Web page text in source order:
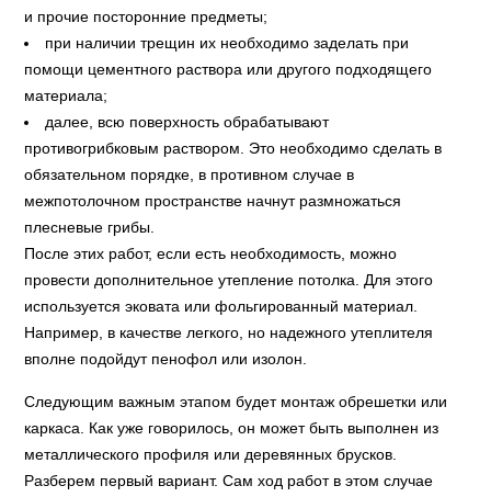
и прочие посторонние предметы;
при наличии трещин их необходимо заделать при
помощи цементного раствора или другого подходящего
материала;
далее, всю поверхность обрабатывают
противогрибковым раствором. Это необходимо сделать в
обязательном порядке, в противном случае в
межпотолочном пространстве начнут размножаться
плесневые грибы.
После этих работ, если есть необходимость, можно
провести дополнительное утепление потолка. Для этого
используется эковата или фольгированный материал.
Например, в качестве легкого, но надежного утеплителя
вполне подойдут пенофол или изолон.
Следующим важным этапом будет монтаж обрешетки или
каркаса. Как уже говорилось, он может быть выполнен из
металлического профиля или деревянных брусков.
Разберем первый вариант. Сам ход работ в этом случае